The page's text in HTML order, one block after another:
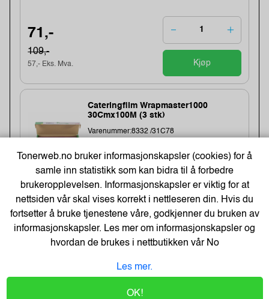
71,-
109,-
57,- Eks. Mva. Kjøp
Cateringfilm Wrapmaster1000
30Cmx100M (3 stk)
Varenummer:8332 /31C78
Sendes om:1-3 dager
154,-
123,- Eks. Mva.
Kjøp
Energizer Lithium AA/L91 Batterier
(10-pk)
Varenummer:149006 /639753
Tonerweb.no bruker informasjonskapsler (cookies) for å
samle inn statistikk som kan bidra til å forbedre
brukeropplevelsen. Informasjonskapsler er viktig for at
nettsiden vår skal vises korrekt i nettleseren din. Hvis du
fortsetter å bruke tjenestene våre, godkjenner du bruken av
informasjonskapsler. Les mer om informasjonskapsler og
hvordan de brukes i nettbutikken vårNo
Les mer.
OK!